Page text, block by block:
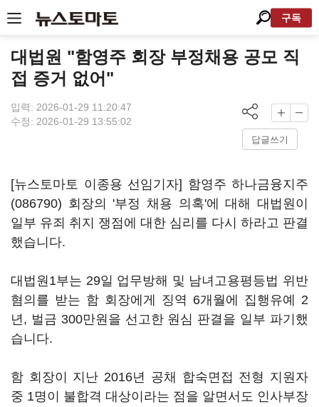
구독
대법원 "함영주 회장 부정채용 공모 직
접 증거 없어"
입력: 2026-01-29 11:20:47
수정: 2026-01-29 13:55:02
답글쓰기
[뉴스토마토 이종용 선임기자] 함영주 하나금융지주
(086790) 회장의 '부정 채용 의혹'에 대해 대법원이
일부 유죄 취지 쟁점에 대한 심리를 다시 하라고 판결
했습니다.
대법원1부는 29일 업무방해 및 남녀고용평등법 위반
혐의를 받는 함 회장에게 징역 6개월에 집행유예 2
년, 벌금 300만원을 선고한 원심 판결을 일부 파기했
습니다.
함 회장이 지난 2016년 공채 합숙면접 전형 지원자
중 1명이 불합격 대상이라는 점을 알면서도 인사부장